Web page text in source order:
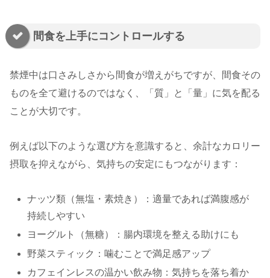
間食を上手にコントロールする
禁煙中は口さみしさから間食が増えがちですが、間食その
ものを全て避けるのではなく、「質」と「量」に気を配る
ことが大切です。
例えば以下のような選び方を意識すると、余計なカロリー
摂取を抑えながら、気持ちの安定にもつながります：
ナッツ類（無塩・素焼き）：適量であれば満腹感が
持続しやすい
ヨーグルト（無糖）：腸内環境を整える助けにも
野菜スティック：噛むことで満足感アップ
カフェインレスの温かい飲み物：気持ちを落ち着か